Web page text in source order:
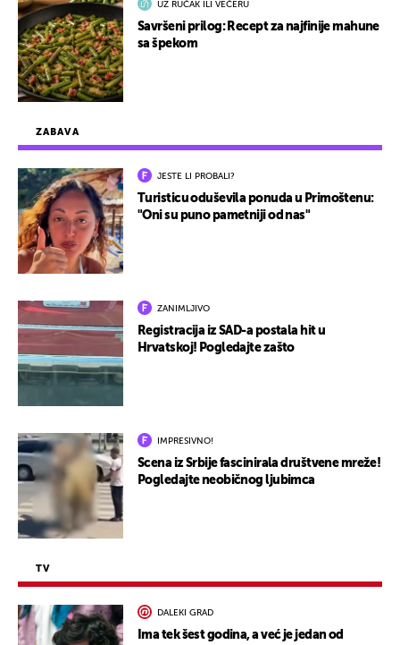
ZABAVA
JESTE LI PROBALI?
Turisticu oduševila ponuda u Primoštenu:
"Oni su puno pametniji od nas"
ZANIMLJIVO
Registracija iz SAD-a postala hit u
Hrvatskoj! Pogledajte zašto
IMPRESIVNO!
Scena iz Srbije fascinirala društvene mreže!
Pogledajte neobičnog ljubimca
TV
DALEKI GRAD
Ima tek šest godina, a već je jedan od
UZ RUČAK ILI VEČERU
Savršeni prilog: Recept za najfinije mahune
sa špekom